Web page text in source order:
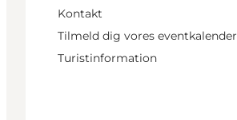
Kontakt
Tilmeld dig vores eventkalender
Turistinformation